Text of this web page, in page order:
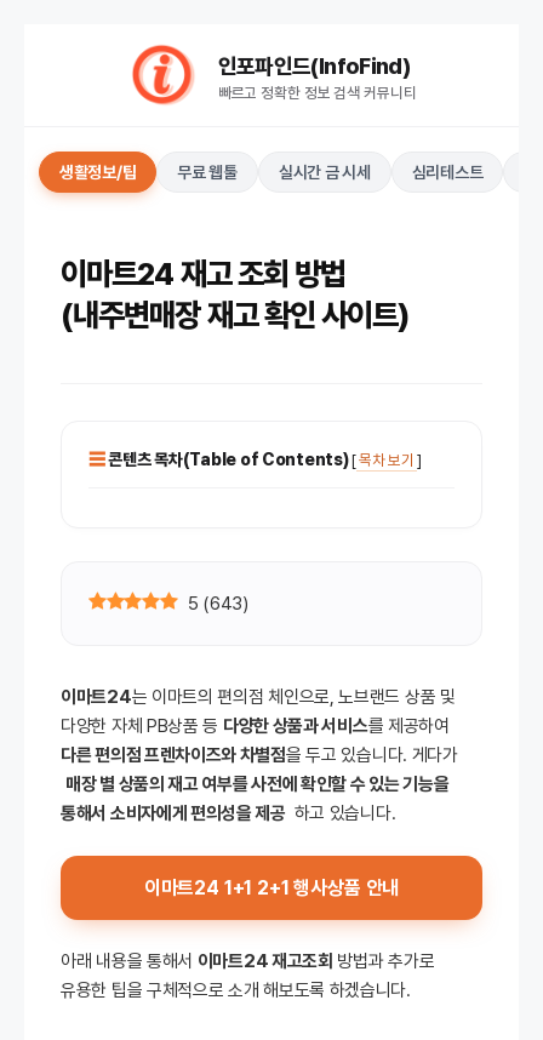
인포파인드(InfoFind)​​​​
빠르고 정확한 정보 검색 커뮤니티
생활정보/팁 무료 웹툴 실시간 금 시세 심리테스트
이마트24 재고 조회 방법
(내주변매장 재고 확인 사이트)
콘텐츠 목차(Table of Contents)[목차 보기 ]
5 (643)
이마트24는 이마트의 편의점 체인으로, 노브랜드 상품 및
다양한 자체 PB상품 등 다양한 상품과 서비스를 제공하여
다른 편의점 프렌차이즈와 차별점을 두고 있습니다. 게다가
매장 별 상품의 재고 여부를 사전에 확인할 수 있는 기능을
통해서 소비자에게 편의성을 제공 하고 있습니다.
이마트24 1+1 2+1 행사상품 안내
아래 내용을 통해서 이마트24 재고조회 방법과 추가로
유용한 팁을 구체적으로 소개 해보도록 하겠습니다.